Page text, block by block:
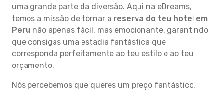
uma grande parte da diversão. Aqui na eDreams,
temos a missão de tornar a reserva do teu hotel em
Peru não apenas fácil, mas emocionante, garantindo
que consigas uma estadia fantástica que
corresponda perfeitamente ao teu estilo e ao teu
orçamento.
Nós percebemos que queres um preço fantástico,